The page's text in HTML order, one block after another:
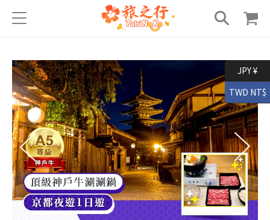
JPY ¥
TWD NT$